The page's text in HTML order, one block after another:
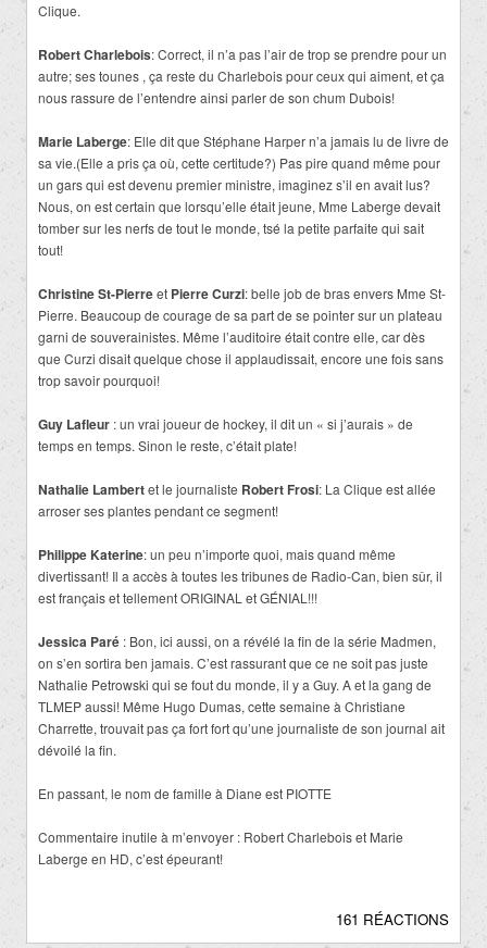
Clique.
Robert Charlebois: Correct, il n’a pas l’air de trop se prendre pour un
autre; ses tounes , ça reste du Charlebois pour ceux qui aiment, et ça
nous rassure de l’entendre ainsi parler de son chum Dubois!
Marie Laberge: Elle dit que Stéphane Harper n’a jamais lu de livre de
sa vie.(Elle a pris ça où, cette certitude?) Pas pire quand même pour
un gars qui est devenu premier ministre, imaginez s’il en avait lus?
Nous, on est certain que lorsqu’elle était jeune, Mme Laberge devait
tomber sur les nerfs de tout le monde, tsé la petite parfaite qui sait
tout!
Christine St-Pierreet Pierre Curzi: belle job de bras envers Mme St-
Pierre. Beaucoup de courage de sa part de se pointer sur un plateau
garni de souverainistes. Même l’auditoire était contre elle, car dès
que Curzi disait quelque chose il applaudissait, encore une fois sans
trop savoir pourquoi!
Guy Lafleur : un vrai joueur de hockey, il dit un « si j’aurais » de
temps en temps. Sinon le reste, c’était plate!
Nathalie Lambertet le journaliste Robert Frosi: La Clique est allée
arroser ses plantes pendant ce segment!
Philippe Katerine: un peu n’importe quoi, mais quand même
divertissant! Il a accès à toutes les tribunes de Radio-Can, bien sûr, il
est français et tellement ORIGINAL et GÉNIAL!!!
Jessica Paré : Bon, ici aussi, on a révélé la fin de la série Madmen,
on s’en sortira ben jamais. C’est rassurant que ce ne soit pas juste
Nathalie Petrowski qui se fout du monde, il y a Guy. A et la gang de
TLMEP aussi! Même Hugo Dumas, cette semaine à Christiane
Charrette, trouvait pas ça fort fort qu’une journaliste de son journal ait
dévoilé la fin.
En passant, le nom de famille à Diane est PIOTTE
Commentaire inutile à m’envoyer : Robert Charlebois et Marie
Laberge en HD, c’est épeurant!
161 RÉACTIONS